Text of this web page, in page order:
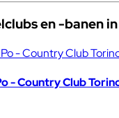
en -banen
- Country Club